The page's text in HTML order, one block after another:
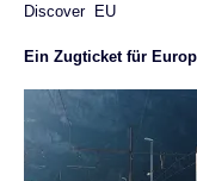
Discover EU
Ein Zugticket für